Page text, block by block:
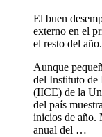
El buen
externo en el
el resto del año.
Aunque
del Instituto de
(IICE) de la
del país
inicios de año.
anual del …